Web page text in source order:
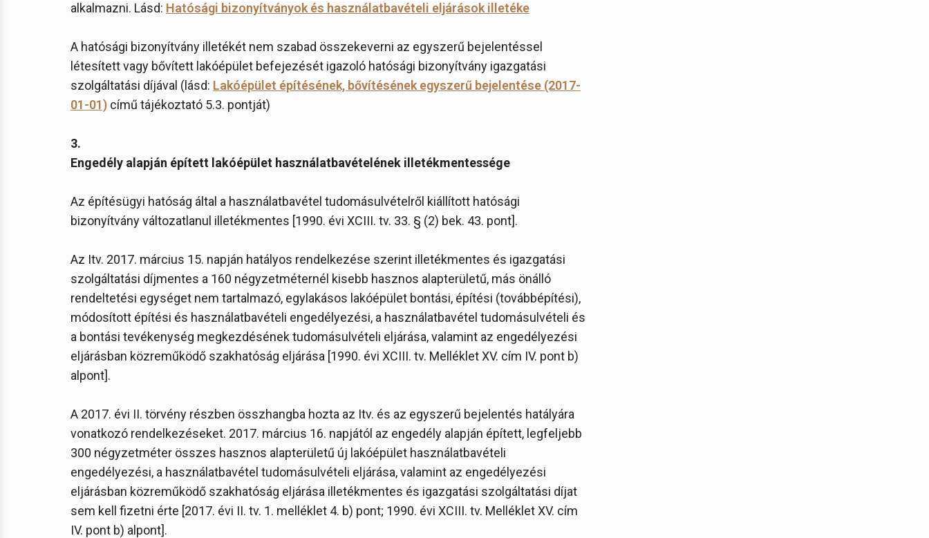
alkalmazni. Lásd: Hatósági bizonyítványok és használatbavételi eljárások illetéke
A hatósági bizonyítvány illetékét nem szabad összekeverni az egyszerű bejelentéssel
létesített vagy bővített lakóépület befejezését igazoló hatósági bizonyítvány igazgatási
szolgáltatási díjával (lásd: Lakóépület építésének, bővítésének egyszerű bejelentése (2017-
01-01) című tájékoztató 5.3. pontját)
3.
Engedély alapján épített lakóépület használatbavételének illetékmentessége
Az építésügyi hatóság által a használatbavétel tudomásulvételről kiállított hatósági
bizonyítvány változatlanul illetékmentes [1990. évi XCIII. tv. 33. § (2) bek. 43. pont].
Az Itv. 2017. március 15. napján hatályos rendelkezése szerint illetékmentes és igazgatási
szolgáltatási díjmentes a 160 négyzetméternél kisebb hasznos alapterületű, más önálló
rendeltetési egységet nem tartalmazó, egylakásos lakóépület bontási, építési (továbbépítési),
módosított építési és használatbavételi engedélyezési, a használatbavétel tudomásulvételi és
a bontási tevékenység megkezdésének tudomásulvételi eljárása, valamint az engedélyezési
eljárásban közreműködő szakhatóság eljárása [1990. évi XCIII. tv. Melléklet XV. cím IV. pont b)
alpont].
A 2017. évi II. törvény részben összhangba hozta az Itv. és az egyszerű bejelentés hatályára
vonatkozó rendelkezéseket. 2017. március 16. napjától az engedély alapján épített, legfeljebb
300 négyzetméter összes hasznos alapterületű új lakóépület használatbavételi
engedélyezési, a használatbavétel tudomásulvételi eljárása, valamint az engedélyezési
eljárásban közreműködő szakhatóság eljárása illetékmentes és igazgatási szolgáltatási díjat
sem kell fizetni érte [2017. évi II. tv. 1. melléklet 4. b) pont; 1990. évi XCIII. tv. Melléklet XV. cím
IV. pont b) alpont].